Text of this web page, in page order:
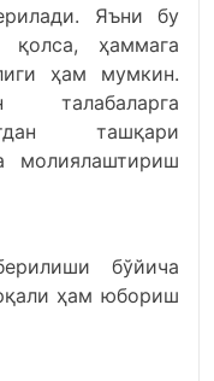
Яъни бу
ҳаммага
ҳам мумкин.
ташқари
молиялаштириш
бўйича
ҳам юбориш